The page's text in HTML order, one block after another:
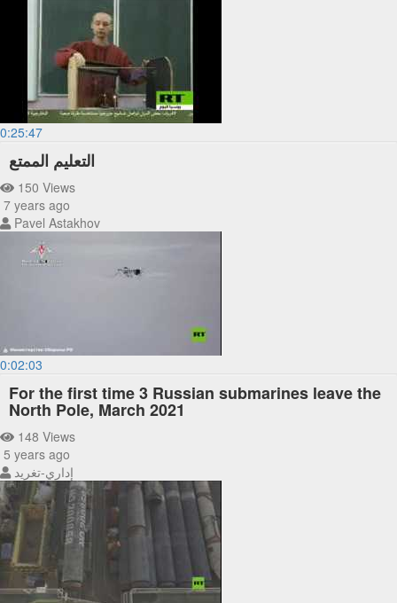
0:25:47
التعليم الممتع
150 Views
7 years ago
Pavel Astakhov
0:02:03
For the first time 3 Russian submarines leave the
North Pole, March 2021
148 Views
5 years ago
إداري-تغريد